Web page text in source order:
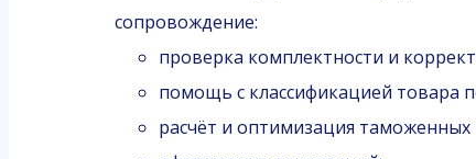
сопровождение:
проверка комплектности и
помощь с классификацией товара
расчёт и оптимизация таможенных